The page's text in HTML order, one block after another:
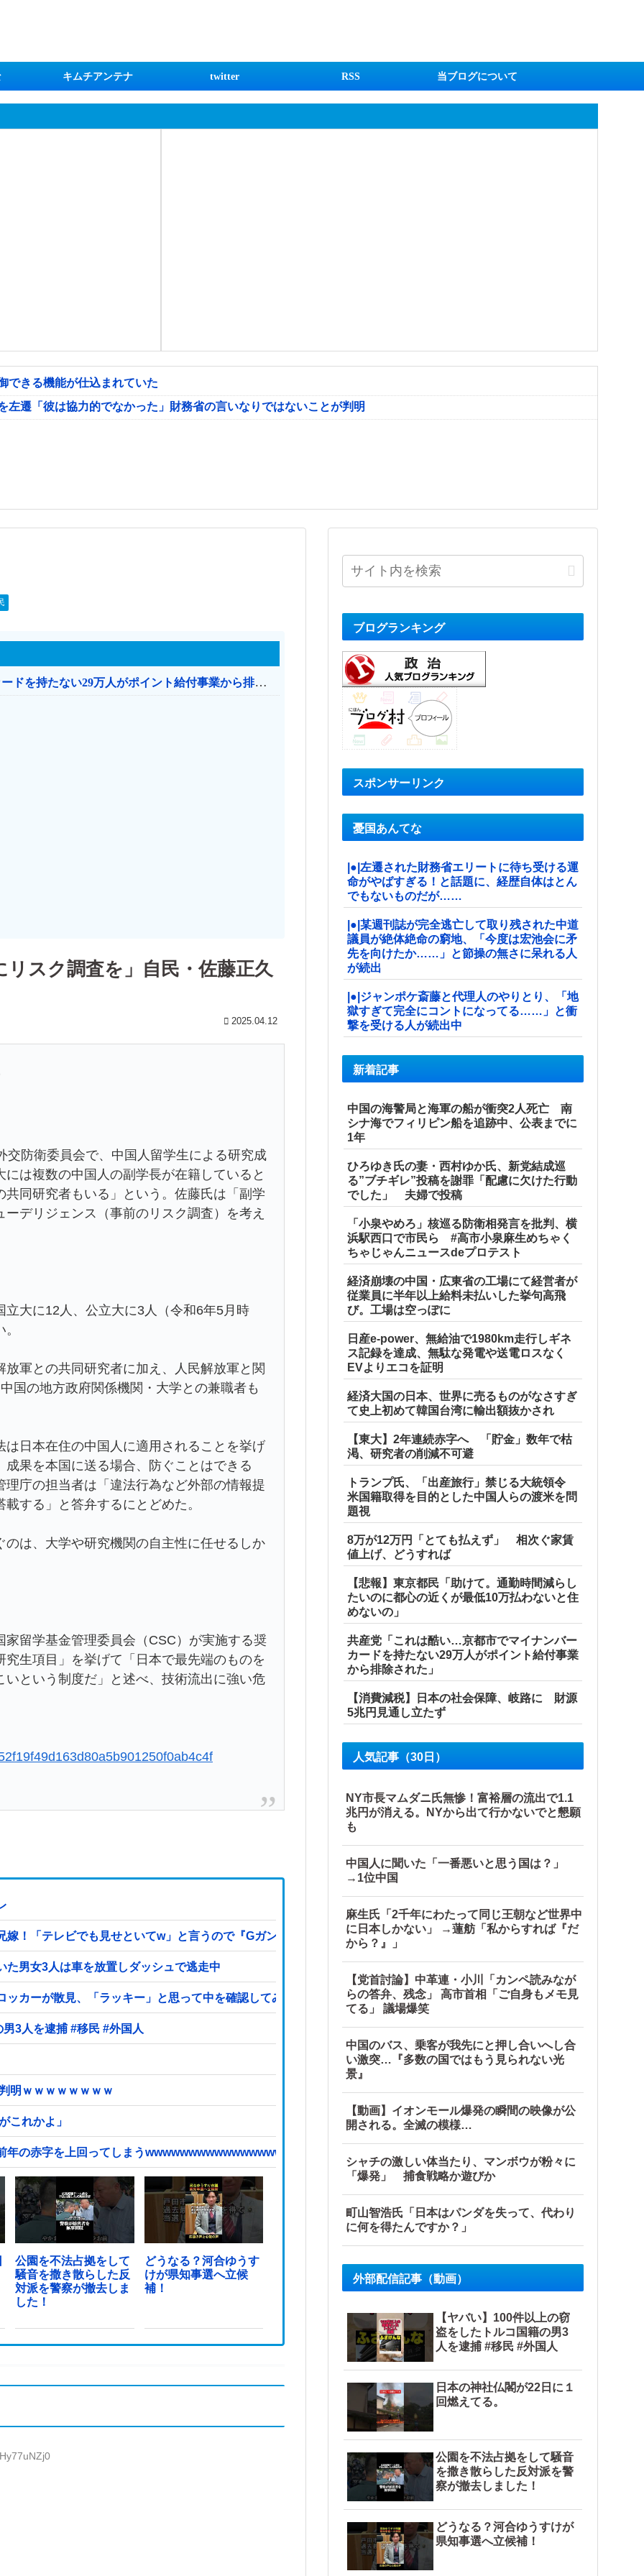
キムチアンテナ twitter RSS 当ブログについて
できる機能が仕込まれていた
遷「彼は協力的でなかった」財務省の言いなりではないことが判明
共産党「これは酷い…京都市でマイナンバーカードを持たない29万人がポイント給付事業から排除された」
スク調査を」自民・佐藤正久
2025.04.12
防衛委員会で、中国人留学生による研究成
は複数の中国人の副学長が在籍していると
同研究者もいる」という。佐藤氏は「副学
デリジェンス（事前のリスク調査）を考え
大に12人、公立大に3人（令和6年5月時
軍との共同研究者に加え、人民解放軍と関
国の地方政府関係機関・大学との兼職者も
日本在住の中国人に適用されることを挙げ
果を本国に送る場合、防ぐことはできる
庁の担当者は「違法行為など外部の情報提
する」と答弁するにとどめた。
は、大学や研究機関の自主性に任せるしか
留学基金管理委員会（CSC）が実施する奨
生項目」を挙げて「日本で最先端のものを
という制度だ」と述べ、技術流出に強い危
嫁！「テレビでも見せといてw」と言うので『Gガンダム』を一気見させた結果……甥っ子が重度の中二病を発症して家で
男女3人は車を放置しダッシュで逃走中
ッカーが散見、「ラッキー」と思って中を確認してみると……
【ヤバい】100件以上の窃盗をしたトルコ国籍の男3人を逮捕 #移民 #外国人
明ｗｗｗｗｗｗｗｗ
これかよ」
年の赤字を上回ってしまうwwwwwwwwwwwwwwwwwwwwwwwwwwwwwwwwwwwwwwwwwwwww他
公園を不法占拠をして
騒音を撒き散らした反
対派を警察が撤去しま
した！
どうなる？河合ゆうす
けが県知事選へ立候
補！
ブログランキング
スポンサーリンク
憂国あんてな
|●|左遷された財務省エリートに待ち受ける運
命がやばすぎる！と話題に、経歴自体はとん
でもないものだが……
|●|某週刊誌が完全逃亡して取り残された中道
議員が絶体絶命の窮地、「今度は宏池会に矛
先を向けたか……」と節操の無さに呆れる人
が続出
|●|ジャンポケ斎藤と代理人のやりとり、「地
獄すぎて完全にコントになってる……」と衝
撃を受ける人が続出中
新着記事
中国の海警局と海軍の船が衝突2人死亡 南
シナ海でフィリピン船を追跡中、公表までに
1年
ひろゆき氏の妻・西村ゆか氏、新党結成巡
る”ブチギレ”投稿を謝罪「配慮に欠けた行動
でした」 夫婦で投稿
「小泉やめろ」核巡る防衛相発言を批判、横
浜駅西口で市民ら #高市小泉麻生めちゃく
ちゃじゃんニュースdeプロテスト
経済崩壊の中国・広東省の工場にて経営者が
従業員に半年以上給料未払いした挙句高飛
び。工場は空っぽに
日産e-power、無給油で1980km走行しギネ
ス記録を達成、無駄な発電や送電ロスなく
EVよりエコを証明
経済大国の日本、世界に売るものがなさすぎ
て史上初めて韓国台湾に輸出額抜かされ
【東大】2年連続赤字へ 「貯金」数年で枯
渇、研究者の削減不可避
トランプ氏、「出産旅行」禁じる大統領令
米国籍取得を目的とした中国人らの渡米を問
題視
8万が12万円「とても払えず」 相次ぐ家賃
値上げ、どうすれば
【悲報】東京都民「助けて。通勤時間減らし
たいのに都心の近くが最低10万払わないと住
めないの」
共産党「これは酷い…京都市でマイナンバー
カードを持たない29万人がポイント給付事業
から排除された」
【消費減税】日本の社会保障、岐路に 財源
5兆円見通し立たず
人気記事（30日）
NY市長マムダニ氏無惨！富裕層の流出で1.1
兆円が消える。NYから出て行かないでと懇願
も
中国人に聞いた「一番悪いと思う国は？」
→1位中国
麻生氏「2千年にわたって同じ王朝など世界中
に日本しかない」 →蓮舫「私からすれば『だ
から？』」
【党首討論】中革連・小川「カンペ読みなが
らの答弁、残念」 高市首相「ご自身もメモ見
てる」 議場爆笑
中国のバス、乗客が我先にと押し合いへし合
い激突…『多数の国ではもう見られない光
景』
【動画】イオンモール爆発の瞬間の映像が公
開される。全滅の模様…
シャチの激しい体当たり、マンボウが粉々に
「爆発」 捕食戦略か遊びか
町山智浩氏「日本はパンダを失って、代わり
に何を得たんですか？」
外部配信記事（動画）
【ヤバい】100件以上の窃
盗をしたトルコ国籍の男3
人を逮捕 #移民 #外国人
日本の神社仏閣が22日に１
回燃えてる。
公園を不法占拠をして騒音
を撒き散らした反対派を警
察が撤去しました！
どうなる？河合ゆうすけが
県知事選へ立候補！